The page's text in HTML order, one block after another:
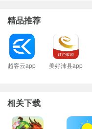
精品推荐
超客云app 美好沛县app
相关下载